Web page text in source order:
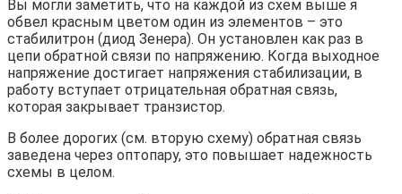
Вы могли заметить, что на каждой из схем выше я
обвел красным цветом один из элементов – это
стабилитрон (диод Зенера). Он установлен как раз в
цепи обратной связи по напряжению. Когда выходное
напряжение достигает напряжения стабилизации, в
работу вступает отрицательная обратная связь,
которая закрывает транзистор.
В более дорогих (см. вторую схему) обратная связь
заведена через оптопару, это повышает надежность
схемы в целом.